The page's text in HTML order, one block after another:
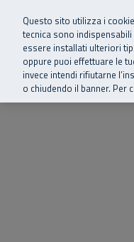
Vai al menu principale
Vai al contenuto
Vai al Footer
SuperAbile - il Contact
Questo sito utilizza i
tecnica sono
essere installati ulteriori
oppure puoi effettuare le
invece intendi rifiutarne
o chiudendo il banner.